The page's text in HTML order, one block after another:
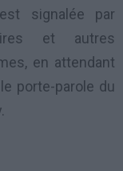
signalée par
et autres
en attendant
porte-parole du